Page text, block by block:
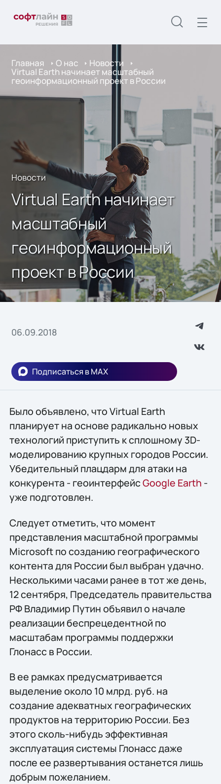
Главная О нас Новости
Virtual Earth начинает масштабный
геоинформационный проект в России
Новости
Virtual Earth начинает
масштабный
геоинформационный
проект в России
06.09.2018
Подписаться в MAX
Было объявлено, что Virtual Earth
планирует на основе радикально новых
технологий приступить к сплошному 3D-
моделированию крупных городов России.
Убедительный плацдарм для атаки на
конкурента - геоинтерфейсGoogle Earth -
уже подготовлен.
Следует отметить, что момент
представления масштабной программы
Microsoft по созданию географического
контента для России был выбран удачно.
Несколькими часами ранее в тот же день,
12 сентября, Председатель правительства
РФ Владимир Путин объявил о начале
реализации беспрецедентной по
масштабам программы поддержки
Глонасс в России.
В ее рамках предусматривается
выделение около 10 млрд. руб. на
создание адекватных географических
продуктов на территорию России. Без
этого сколь-нибудь эффективная
эксплуатация системы Глонасс даже
после ее развертывания останется лишь
добрым пожеланием.